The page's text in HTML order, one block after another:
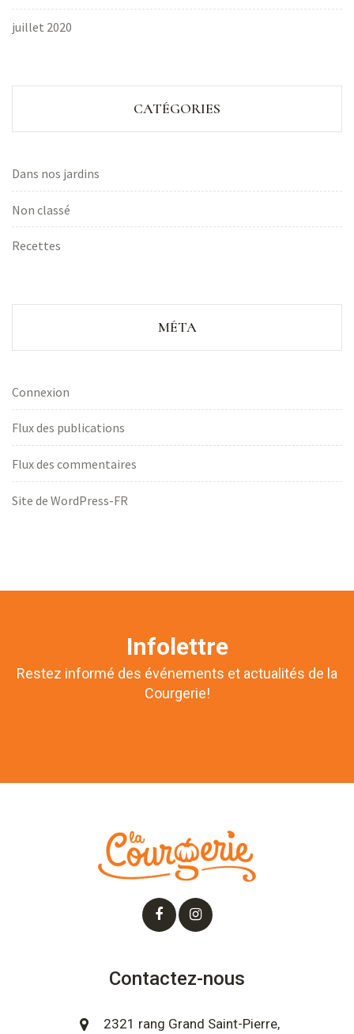
juillet 2020
CATÉGORIES
Dans nos jardins
Non classé
Recettes
MÉTA
Connexion
Flux des publications
Flux des commentaires
Site de WordPress-FR
Infolettre
Restez informé des événements et actualités de la
Courgerie!
Contactez-nous
2321 rang Grand Saint-Pierre,